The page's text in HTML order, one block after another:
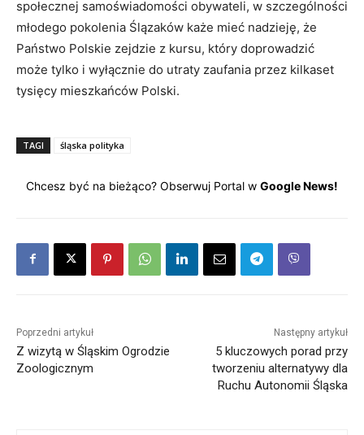
społecznej samoświadomości obywateli, w szczególności
młodego pokolenia Ślązaków każe mieć nadzieję, że
Państwo Polskie zejdzie z kursu, który doprowadzić
może tylko i wyłącznie do utraty zaufania przez kilkaset
tysięcy mieszkańców Polski.
TAGI śląska polityka
Chcesz być na bieżąco? Obserwuj Portal w Google News!
Poprzedni artykuł
Z wizytą w Śląskim Ogrodzie
Zoologicznym
Następny artykuł
5 kluczowych porad przy
tworzeniu alternatywy dla
Ruchu Autonomii Śląska